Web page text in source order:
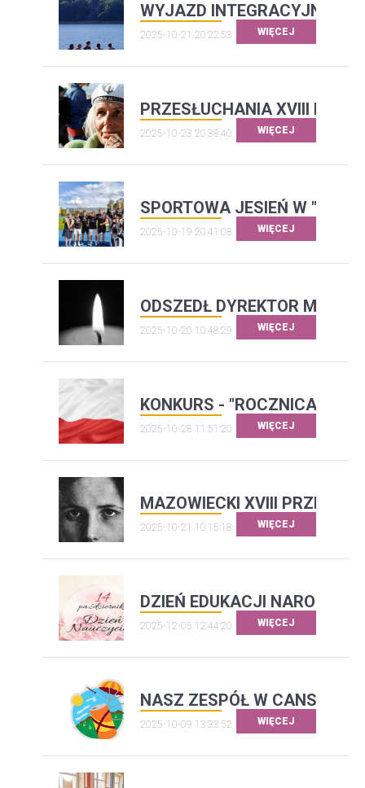
WYJAZD INTEGRACYJNY
2025-10-21 20:22:53 WIĘCEJ
PRZESŁUCHANIA XVIII
2025-10-23 20:38:40 WIĘCEJ
SPORTOWA JESIEŃ W
2025-10-19 20:41:08 WIĘCEJ
ODSZEDŁ DYREKTOR MGR
2025-10-20 10:48:29 WIĘCEJ
KONKURS - "ROCZNICA
2025-10-28 11:51:20 WIĘCEJ
MAZOWIECKI XVIII
2025-10-21 10:15:18 WIĘCEJ
DZIEŃ EDUKACJI
2025-12-05 12:44:20 WIĘCEJ
NASZ ZESPÓŁ W CANSAT
2025-10-09 13:33:52 WIĘCEJ